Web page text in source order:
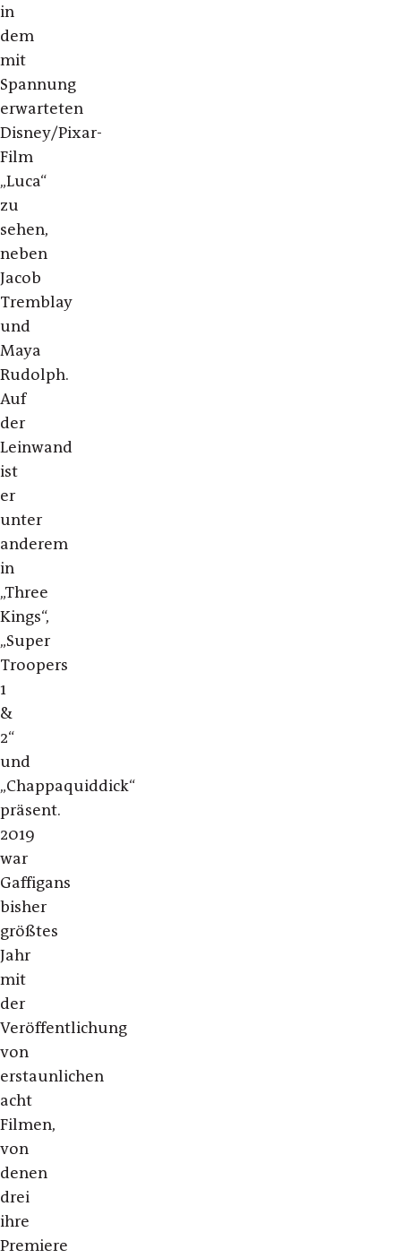
in
dem
mit
Spannung
erwarteten
Disney/Pixar-
Film
„Luca“
zu
sehen,
neben
Jacob
Tremblay
und
Maya
Rudolph.
Auf
der
Leinwand
ist
er
unter
anderem
in
„Three
Kings“,
„Super
Troopers
1
&
2“
und
„Chappaquiddick“
präsent.
2019
war
Gaffigans
bisher
größtes
Jahr
mit
der
Veröffentlichung
von
erstaunlichen
acht
Filmen,
von
denen
drei
ihre
Premiere